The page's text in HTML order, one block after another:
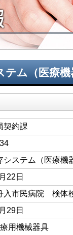
ム（医療機
契約課
システム（医療機
22日
入市民病院 検体
29日
用機械器具